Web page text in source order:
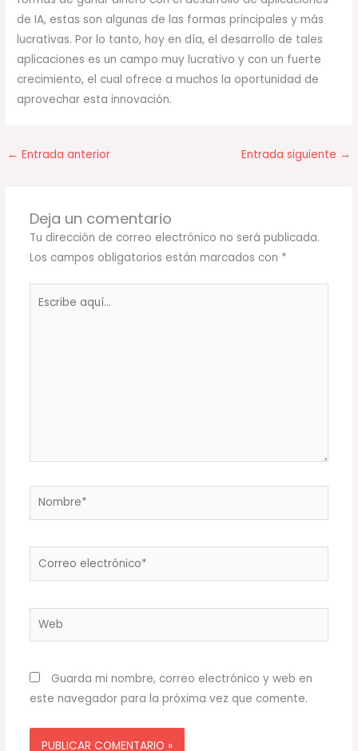
de IA, estas son algunas de las formas principales y más
lucrativas. Por lo tanto, hoy en día, el desarrollo de tales
aplicaciones es un campo muy lucrativo y con un fuerte
crecimiento, el cual ofrece a muchos la oportunidad de
aprovechar esta innovación.
← Entrada anterior Entrada siguiente →
Deja un comentario
Tu dirección de correo electrónico no será publicada.
Los campos obligatorios están marcados con *
Nombre*
Correo
Web
Guarda mi nombre, correo electrónico y web en
este navegador para la próxima vez que comente.